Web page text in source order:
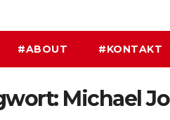
#ABOUT #KONTAKT
Michael